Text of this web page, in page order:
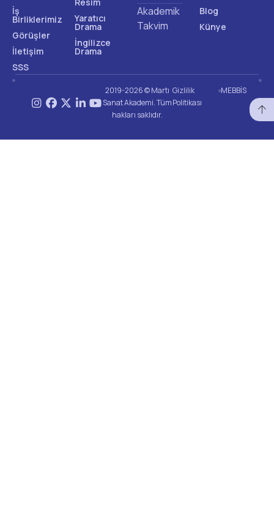
İş
Birliklerimiz
Görüşler
İletişim
SSS
Yaratıcı
Drama
İngilizce
Drama
Akademik
Takvim
Blog
Künye
2019-2026 © Martı
Sanat Akademi. Tüm
hakları saklıdır.
Gizlilik
Politikası
MEBBİS